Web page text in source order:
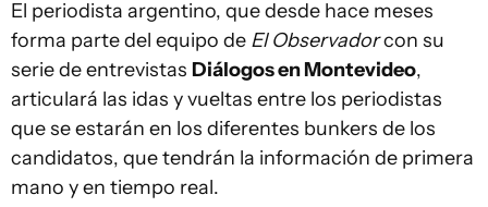
El periodista argentino, que desde hace meses
forma parte del equipo de El Observadorcon su
serie de entrevistas Diálogos en Montevideo,
articulará las idas y vueltas entre los periodistas
que se estarán en los diferentes bunkers de los
candidatos, que tendrán la información de primera
mano y en tiempo real.